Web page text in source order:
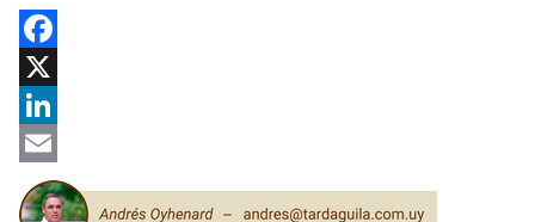
Facebook
X
LinkedIn
Email